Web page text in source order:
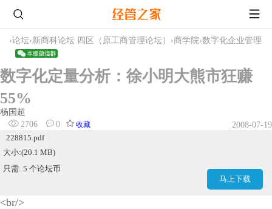
›论坛›新商科论坛 四区（原工商管理论坛） ›商学院›数字化企业管理
数字化定量分析：徐小明大熊市狂赚
55%
杨国超
2706
0 收藏
2008-07-19
228815.pdf
大小:(20.1 MB)
只需: 5 个论坛币
马上下载
<br/>